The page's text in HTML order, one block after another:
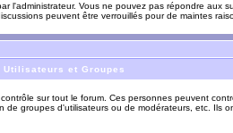
l'administrateur. Vous ne pouvez pas répondre aux
peuvent être verrouillés pour de maintes
Utilisateurs et Groupes
sur tout le forum. Ces personnes peuvent
groupes d'utilisateurs ou de modérateurs, etc. Ils